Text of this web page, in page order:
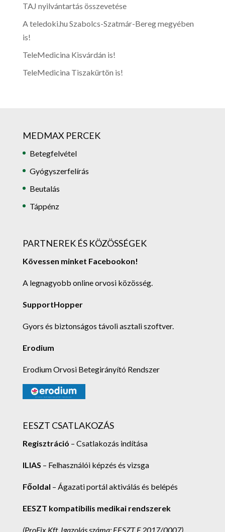
TAJ nyilvántartás összevetése
A teledoki.hu Szabolcs-Szatmár-Bereg megyében
is!
TeleMedicina Kisvárdán is!
TeleMedicina Tiszakürtön is!
MEDMAX PERCEK
Betegfelvétel
Gyógyszerfelírás
Beutalás
Táppénz
PARTNEREK ÉS KÖZÖSSÉGEK
Kövessen minket Facebookon!
A legnagyobb online orvosi közösség.
SupportHopper
Gyors és biztonságos távoli asztali szoftver.
Erodium
Erodium Orvosi Betegirányító Rendszer
EESZT CSATLAKOZÁS
Regisztráció – Csatlakozás indítása
ILIAS – Felhasználói képzés és vizsga
Főoldal – Ágazati portál aktiválás és belépés
EESZT kompatibilis medikai rendszerek
(ProFix Kft. Igazolás száma: EESZT F 2017/0007)